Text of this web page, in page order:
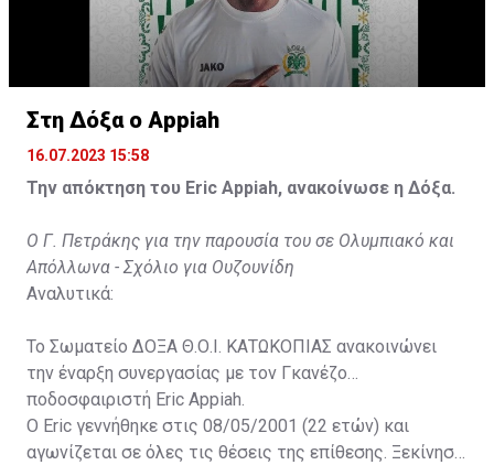
Στη Δόξα ο Appiah
16.07.2023 15:58
Την απόκτηση του Eric Appiah, ανακοίνωσε η Δόξα.
Ο Γ. Πετράκης για την παρουσία του σε Ολυμπιακό και
Απόλλωνα - Σχόλιο για Ουζουνίδη
Αναλυτικά:
Το Σωματείο ΔΟΞΑ Θ.Ο.Ι. ΚΑΤΩΚΟΠΙΑΣ ανακοινώνει
την έναρξη συνεργασίας με τον Γκανέζο
ποδοσφαιριστή Eric Appiah.
Ο Eric γεννήθηκε στις 08/05/2001 (22 ετών) και
αγωνίζεται σε όλες τις θέσεις της επίθεσης. Ξεκίνησε